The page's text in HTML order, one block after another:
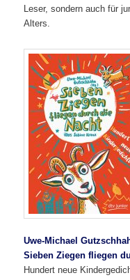
Leser, sondern auch für
Alters.
Uwe-Michael
Sieben Ziegen fliegen
Hundert neue